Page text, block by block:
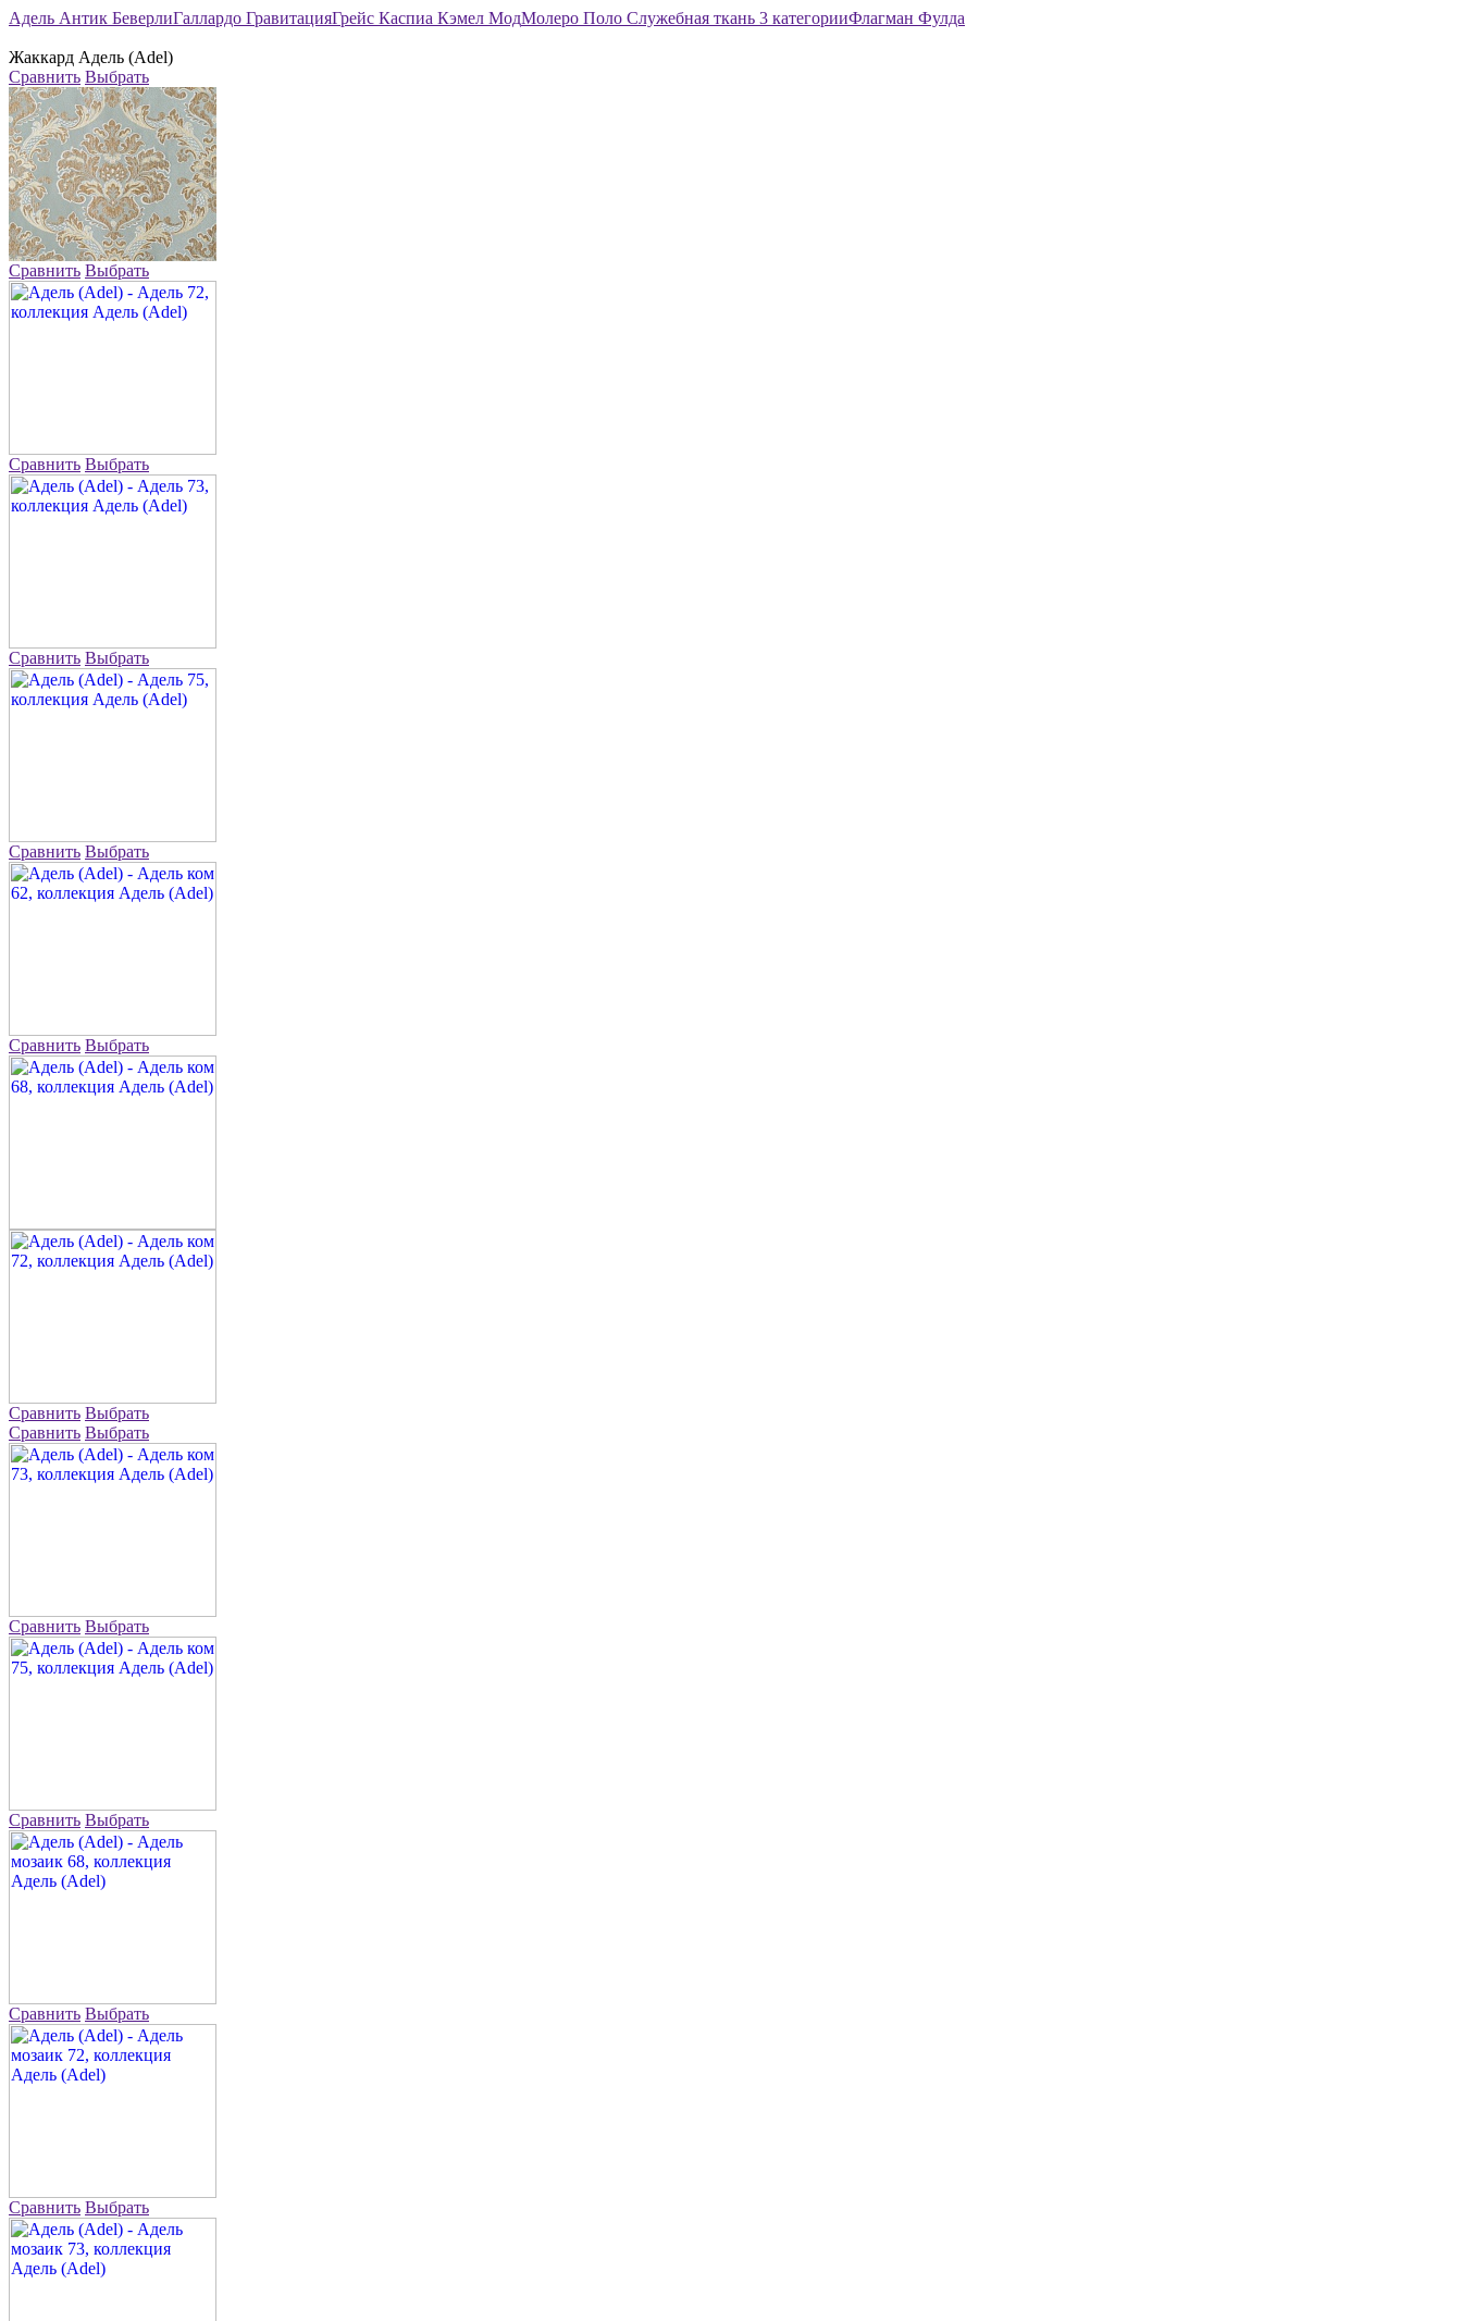
Адель Антик БеверлиГаллардо ГравитацияГрейс Каспиа Кэмел МодМолеро Поло Служебная ткань 3 категорииФлагман Фулда
Жаккард Адель (Adel)
Сравнить Выбрать
Сравнить Выбрать
Сравнить Выбрать
Сравнить Выбрать
Сравнить Выбрать
Сравнить Выбрать
Сравнить Выбрать
Сравнить Выбрать
Сравнить Выбрать
Сравнить Выбрать
Сравнить Выбрать
Сравнить Выбрать